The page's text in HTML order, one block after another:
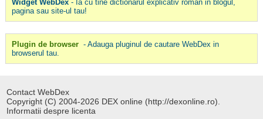
Widget WebDex- Ia cu tine dictionarul explicativ roman in blogul,
pagina sau site-ul tau!
Plugin de browser - Adauga pluginul de cautare WebDex in
browserul tau.
Contact WebDex
Copyright (C) 2004-2026 DEX online (http://dexonline.ro).
Informatii despre licenta